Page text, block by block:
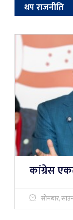
थप राजनीति
कांग्रेस
सोमबार,